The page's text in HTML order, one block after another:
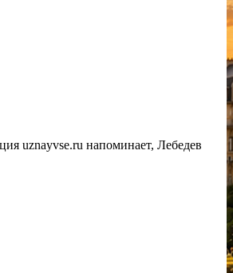
uznayvse.ru напоминает, Лебедев